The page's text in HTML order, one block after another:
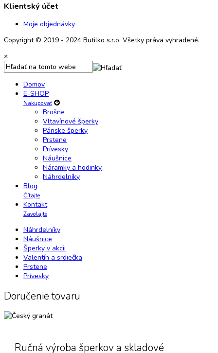
Klientský účet
Moje objednávky
Copyright © 2019 - 2024 Butilko s.r.o. Všetky práva vyhradené.
×
Domov
E-SHOP
Nakupovať
Brošne
Vltavínové šperky
Pánske šperky
Prstene
Prívesky
Náušnice
Náramky a hodinky
Náhrdelníky
Blog
Čítajte
Kontakt
Zavolajte
Náhrdelníky
Náušnice
Šperky v akcii
Valentín a srdiečka
Prstene
Prívesky
Doručenie tovaru
Ručná výroba šperkov a skladové